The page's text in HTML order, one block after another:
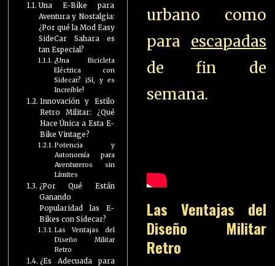
Una E-Bike para
Aventura y Nostalgia:
¿Por qué la Mod Easy
SideCar Sahara es
tan Especial?
¿Una Bicicleta
Eléctrica con
Sidecar? ¡Sí, y es
Increíble!
Innovación y Estilo
Retro Militar: ¿Qué
Hace Única a Esta E-
Bike Vintage?
Potencia y
Autonomía para
Aventureros sin
Límites
¿Por Qué Están
Ganando
Popularidad las E-
Bikes con Sidecar?
Las Ventajas del
Diseño Militar
Retro
¿Es Adecuada para
urbano como
para escapadas
de fin de
semana.
Las Ventajas del
Diseño Militar
Retro